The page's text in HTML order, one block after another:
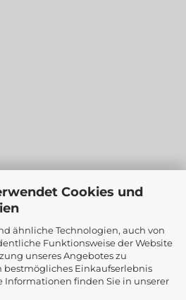
Cookies und
ähnliche Technologien, auch von
Funktionsweise der Website
unseres Angebotes zu
Einkaufserlebnis
Informationen finden Sie in unserer